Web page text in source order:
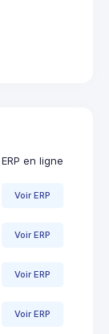
ERP en ligne
Voir ERP
Voir ERP
Voir ERP
Voir ERP